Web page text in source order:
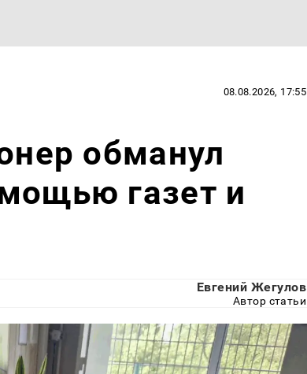
08.08.2026, 17:55
обманул
газет и
Евгений Жегулов
Автор статьи